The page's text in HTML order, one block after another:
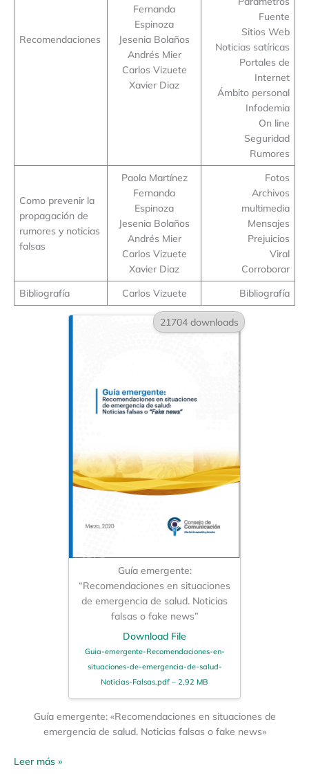
Recomendaciones
Fernanda
Espinoza
Jesenia Bolaños
Andrés Mier
Carlos Vizuete
Xavier Diaz
Fuente
Sitios Web
Noticias satíricas
Portales de
Internet
Ámbito personal
Infodemia
On line
Seguridad
Rumores
Como prevenir la
propagación de
rumores y noticias
falsas
Paola Martínez
Fernanda
Espinoza
Jesenia Bolaños
Andrés Mier
Carlos Vizuete
Xavier Diaz
Fotos
Archivos
multimedia
Mensajes
Prejuicios
Viral
Corroborar
Bibliografía Carlos Vizuete Bibliografía
21704 downloads
Guía emergente:
“Recomendaciones en situaciones
de emergencia de salud. Noticias
falsas o fake news”
Download File
Guia-emergente-Recomendaciones-en-
situaciones-de-emergencia-de-salud-
Noticias-Falsas.pdf – 2,92 MB
Guía emergente: «Recomendaciones en situaciones de
emergencia de salud. Noticias falsas o fake news»
Leer más »